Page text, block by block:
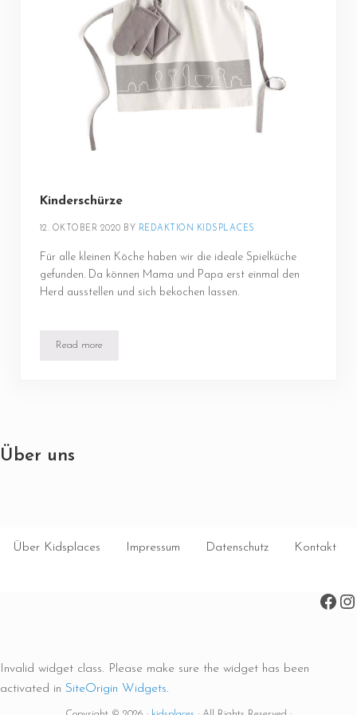
Kinderschürze
12. OKTOBER 2020 BY REDAKTION KIDSPLACES
Für alle kleinen Köche haben wir die ideale Spielküche
gefunden. Da können Mama und Papa erst einmal den
Herd ausstellen und sich bekochen lassen.
Read moreKinderschürze
Über uns
Über Kidsplaces Impressum Datenschutz Kontakt
Invalid widget class. Please make sure the widget has been
activated in SiteOrigin Widgets.